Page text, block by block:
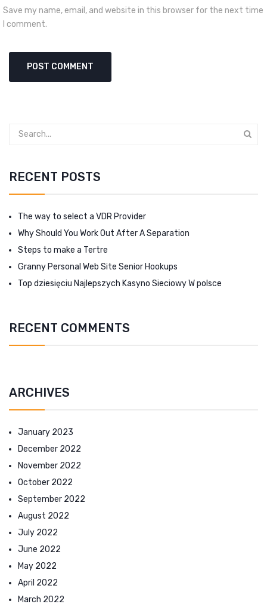
Save my name, email, and website in this browser for the next time
I comment.
RECENT POSTS
The way to select a VDR Provider
Why Should You Work Out After A Separation
Steps to make a Tertre
Granny Personal Web Site Senior Hookups
Top dziesięciu Najlepszych Kasyno Sieciowy W polsce
RECENT COMMENTS
ARCHIVES
January 2023
December 2022
November 2022
October 2022
September 2022
August 2022
July 2022
June 2022
May 2022
April 2022
March 2022